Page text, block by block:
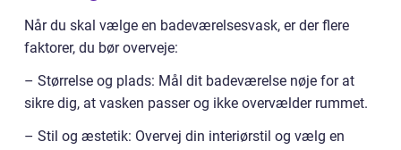
Når du skal vælge en badeværelsesvask, er der flere
faktorer, du bør overveje:
– Størrelse og plads: Mål dit badeværelse nøje for at
sikre dig, at vasken passer og ikke overvælder rummet.
– Stil og æstetik: Overvej din interiørstil og vælg en